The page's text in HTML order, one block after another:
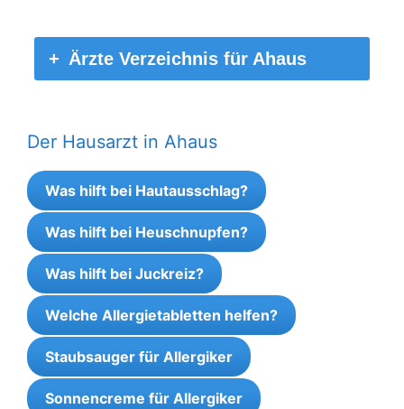
Ärzte Verzeichnis für Ahaus
Der Hausarzt in Ahaus
Was hilft bei Hautausschlag?
Was hilft bei Heuschnupfen?
Was hilft bei Juckreiz?
Welche Allergietabletten helfen?
Staubsauger für Allergiker
Sonnencreme für Allergiker